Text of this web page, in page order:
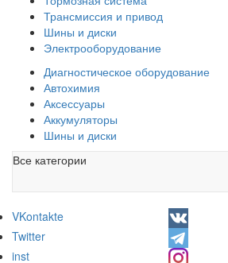
Трансмиссия и привод
Шины и диски
Электрооборудование
Диагностическое оборудование
Автохимия
Аксессуары
Аккумуляторы
Шины и диски
Все категории
VKontakte
Twitter
inst